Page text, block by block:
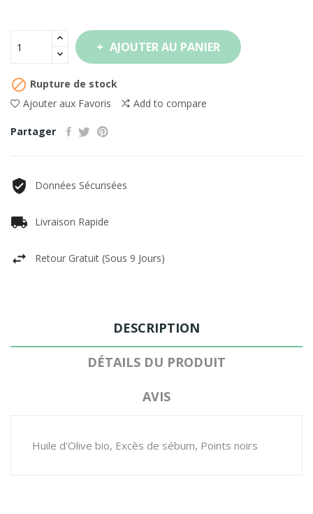
AJOUTER AU PANIER
 Rupture de stock
Ajouter aux Favoris
Add to compare
Partager
Données Sécurisées
Livraison Rapide
Retour Gratuit (sous 9 Jours)
DESCRIPTION
DÉTAILS DU PRODUIT
AVIS
Huile d'Olive bio, Excès de sébum, Points noirs